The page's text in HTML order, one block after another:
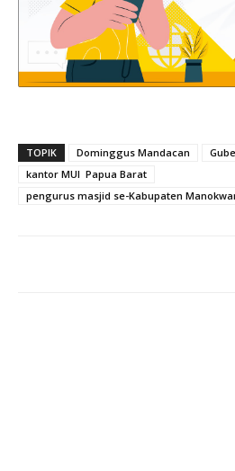
TOPIK Dominggus Mandacan
kantor MUI Papua Barat
pengurus masjid se-Kabupaten